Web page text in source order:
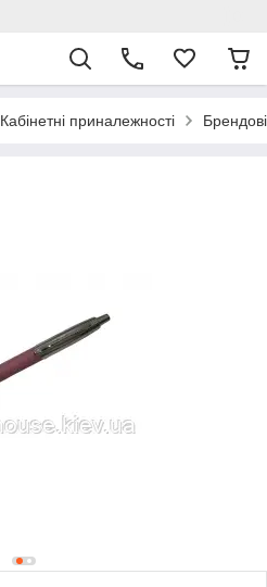
Кабінетні приналежності